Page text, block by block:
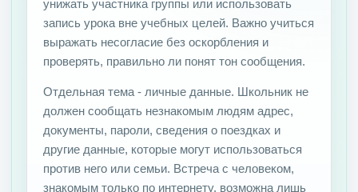
унижать участника группы или использовать
запись урока вне учебных целей. Важно учиться
выражать несогласие без оскорбления и
проверять, правильно ли понят тон сообщения.
Отдельная тема - личные данные. Школьник не
должен сообщать незнакомым людям адрес,
документы, пароли, сведения о поездках и
другие данные, которые могут использоваться
против него или семьи. Встреча с человеком,
знакомым только по интернету, возможна лишь